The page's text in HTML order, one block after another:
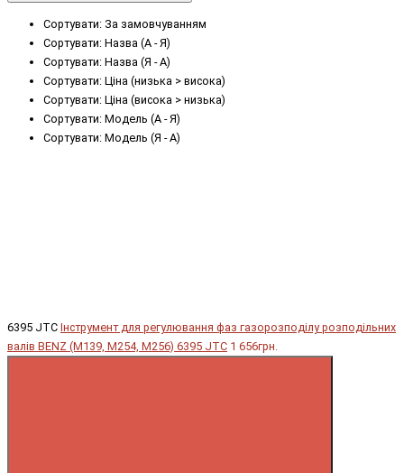
Сортувати: За замовчуванням
Сортувати: Назва (А - Я)
Сортувати: Назва (Я - А)
Сортувати: Ціна (низька > висока)
Сортувати: Ціна (висока > низька)
Сортувати: Модель (А - Я)
Сортувати: Модель (Я - А)
6395 JTC Інструмент для регулювання фаз газорозподілу розподільних
валів BENZ (M139, M254, M256) 6395 JTC 1 656грн.